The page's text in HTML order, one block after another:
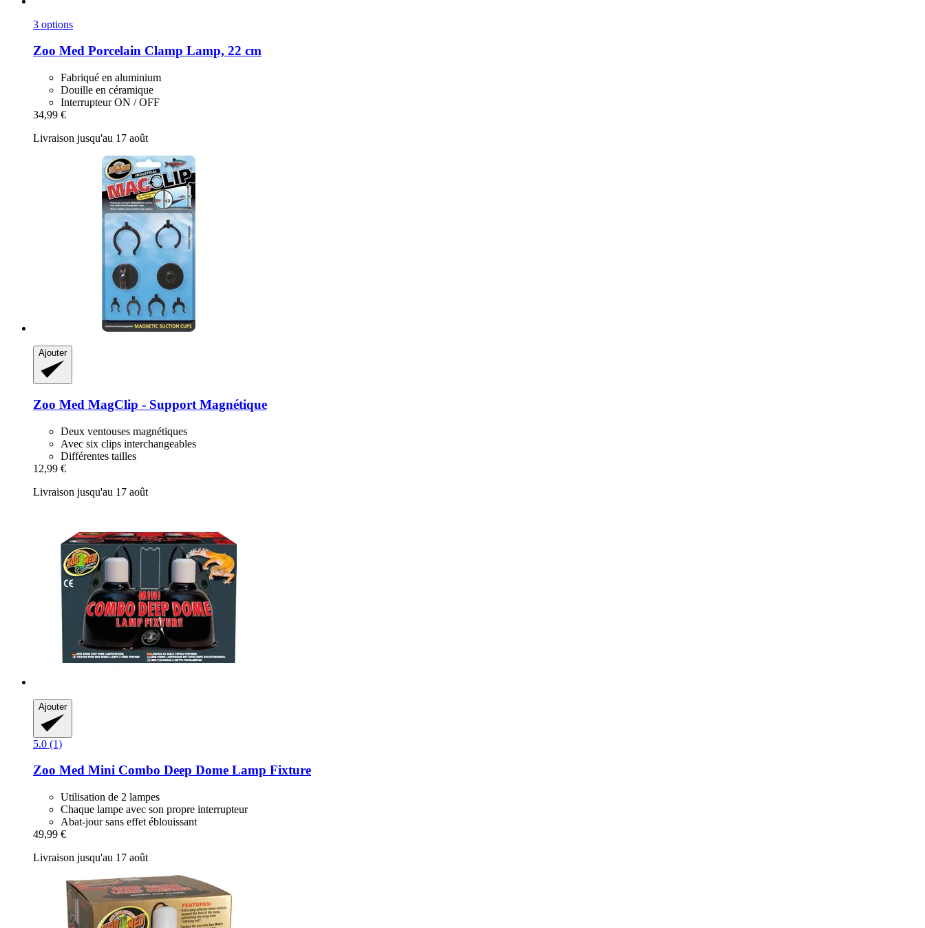
3 options
Zoo Med Porcelain Clamp Lamp, 22 cm
Fabriqué en aluminium
Douille en céramique
Interrupteur ON / OFF
34,99 €
Livraison jusqu'au 17 août
Ajouter
Zoo Med MagClip -​ Support Magnétique
Deux ventouses magnétiques
Avec six clips interchangeables
Différentes tailles
12,99 €
Livraison jusqu'au 17 août
Ajouter
5.0 (1)
Zoo Med Mini Combo Deep Dome Lamp Fixture
Utilisation de 2 lampes
Chaque lampe avec son propre interrupteur
Abat-jour sans effet éblouissant
49,99 €
Livraison jusqu'au 17 août